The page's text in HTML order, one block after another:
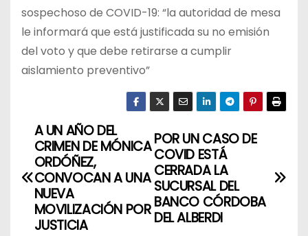
sospechoso de COVID-19: “la autoridad de mesa
le informará que está justificada su no emisión
del voto y que debe retirarse a cumplir
aislamiento preventivo”
N
a
POR UN CASO DE
COVID ESTÁ
CERRADA LA
SUCURSAL DEL
BANCO CÓRDOBA
DEL ALBERDI
A UN AÑO DEL
CRIMEN DE MÓNICA
ORDÓÑEZ,
CONVOCAN A UNA
NUEVA
MOVILIZACIÓN POR
JUSTICIA